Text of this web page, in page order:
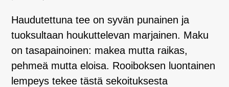
Haudutettuna tee on syvän punainen ja
tuoksultaan houkuttelevan marjainen. Maku
on tasapainoinen: makea mutta raikas,
pehmeä mutta eloisa. Rooiboksen luontainen
lempeys tekee tästä sekoituksesta